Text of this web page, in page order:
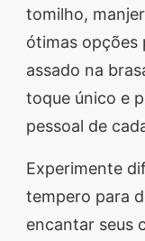
tomilho,
ótimas opções
assado na
toque único e
pessoal de
Experimente
tempero para
encantar seus